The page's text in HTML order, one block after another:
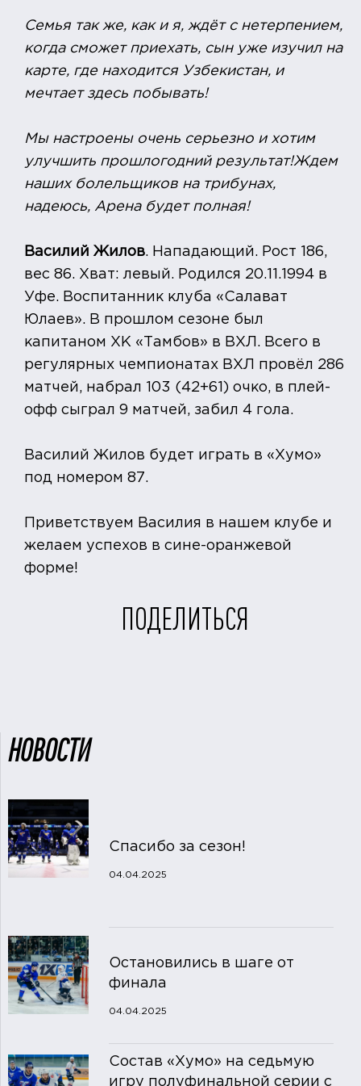
Семья так же, как и я, ждёт с нетерпением,
когда сможет приехать, сын уже изучил на
карте, где находится Узбекистан, и
мечтает здесь побывать!
Мы настроены очень серьезно и хотим
улучшить прошлогодний результат!Ждем
наших болельщиков на трибунах,
надеюсь, Арена будет полная!
Василий Жилов. Нападающий. Рост 186,
вес 86. Хват: левый. Родился 20.11.1994 в
Уфе. Воспитанник клуба «Салават
Юлаев». В прошлом сезоне был
капитаном ХК «Тамбов» в ВХЛ. Всего в
регулярных чемпионатах ВХЛ провёл 286
матчей, набрал 103 (42+61) очко, в плей-
офф сыграл 9 матчей, забил 4 гола.
Василий Жилов будет играть в «Хумо»
под номером 87.
Приветствуем Василия в нашем клубе и
желаем успехов в сине-оранжевой
форме!
ПОДЕЛИТЬСЯ
НОВОСТИ
Спасибо за сезон!
04.04.2025
Остановились в шаге от
финала
04.04.2025
Состав «Хумо» на седьмую
игру полуфинальной серии с